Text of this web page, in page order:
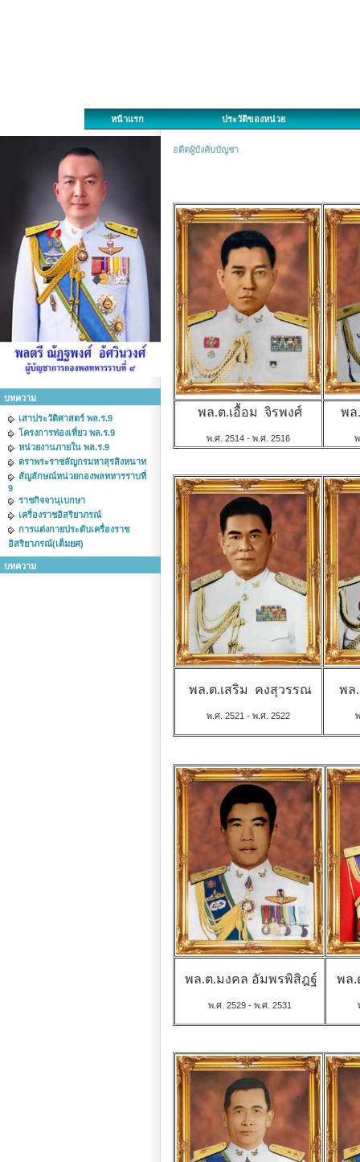
หน้าแรก ประวัติของหน่วย
บทความ
เสาประวัติศาสตร์ พล.ร.9
โครงการท่องเที่ยว พล.ร.9
หน่วยงานภายใน พล.ร.9
ตราพระราชลัญกรมหาสุรสิงหนาท
สัญลักษณ์หน่วยกองพลทหารราบที่
9
ราชกิจจานุเบกษา
เครื่องราชอิสริยาภรณ์
การแต่งกายประดับเครื่องราช
อิสริยาภรณ์(เต็มยศ)
บทความ
อดีตผู้บังคับบัญชา
พล.ต.เอื้อม จิรพงศ์
พ.ศ. 2514 - พ.ศ. 2516
พล
พล.ต.เสริม คงสุวรรณ
พ.ศ. 2521 - พ.ศ. 2522
พล
พล.ต.มงคล อัมพรพิสิฎฐ์
พ.ศ. 2529 - พ.ศ. 2531
พล.